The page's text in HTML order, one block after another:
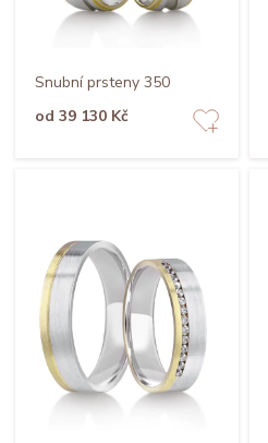
Snubní prsteny 350
od 39 130 Kč